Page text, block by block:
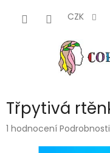
CZK
Třpytivá
Průměrné
1 hodnocení